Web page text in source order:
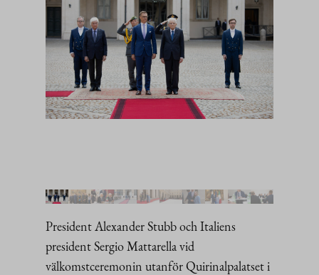
President Alexander Stubb och Italiens
president Sergio Mattarella vid
välkomstceremonin utanför Quirinalpalatset i